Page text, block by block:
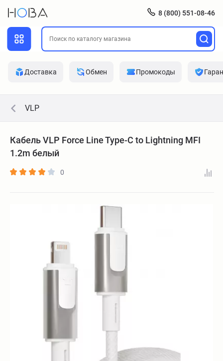
8 (800) 551-08-46
Доставка Обмен Промокоды
VLP
Кабель VLP Force Line Type-C to Lightning MFI
1.2m белый
0